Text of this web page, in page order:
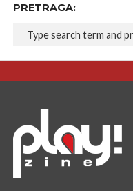
PRETRAGA: